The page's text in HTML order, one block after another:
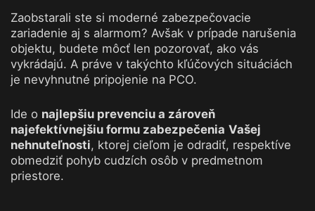
Zaobstarali ste si moderné zabezpečovacie
zariadenie aj s alarmom? Avšak v prípade narušenia
objektu, budete môcť len pozorovať, ako vás
vykrádajú. A práve v takýchto kľúčových situáciách
je nevyhnutné pripojenie na PCO.
Ide o najlepšiu prevenciu a zároveň
najefektívnejšiu formu zabezpečenia Vašej
nehnuteľnosti, ktorej cieľom je odradiť, respektíve
obmedziť pohyb cudzích osôb v predmetnom
priestore.